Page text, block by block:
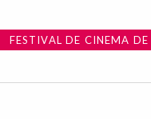
FESTIVAL DE CINEMA DE